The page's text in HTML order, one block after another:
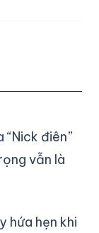
điên”
vẫn là
hứa hẹn khi